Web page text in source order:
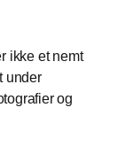
ikke et nemt
under
og